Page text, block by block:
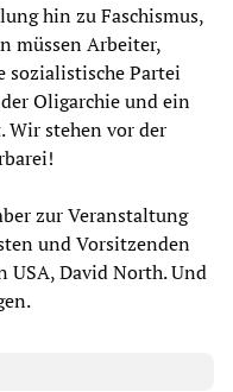
hin zu Faschismus,
müssen Arbeiter,
sozialistische Partei
Oligarchie und ein
Wir stehen vor der
zur Veranstaltung
und Vorsitzenden
USA, David North. Und